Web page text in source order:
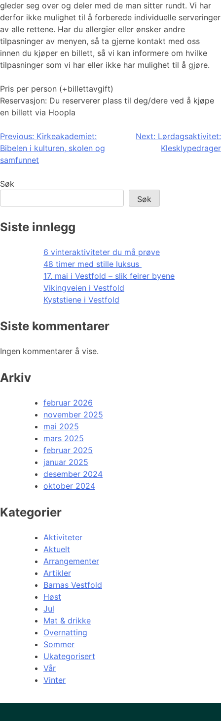
gleder seg over og deler med de man sitter rundt. Vi har
derfor ikke mulighet til å forberede individuelle serveringer
av alle rettene. Har du allergier eller ønsker andre
tilpasninger av menyen, så ta gjerne kontakt med oss
innen du kjøper en billett, så vi kan informere om hvilke
tilpasninger som vi har eller ikke har mulighet til å gjøre.
Pris per person (+billettavgift)
Reservasjon: Du reserverer plass til deg/dere ved å kjøpe
en billett via Hoopla
Innleggsnavigasjon
Previous: Kirkeakademiet:
Bibelen i kulturen, skolen og
samfunnet
Next: Lørdagsaktivitet:
Klesklypedrager
Søk
Søk
Siste innlegg
6 vinteraktiviteter du må prøve
48 timer med stille luksus
17. mai i Vestfold – slik feirer byene
Vikingveien i Vestfold
Kyststiene i Vestfold
Siste kommentarer
Ingen kommentarer å vise.
Arkiv
februar 2026
november 2025
mai 2025
mars 2025
februar 2025
januar 2025
desember 2024
oktober 2024
Kategorier
Aktiviteter
Aktuelt
Arrangementer
Artikler
Barnas Vestfold
Høst
Jul
Mat & drikke
Overnatting
Sommer
Ukategorisert
Vår
Vinter